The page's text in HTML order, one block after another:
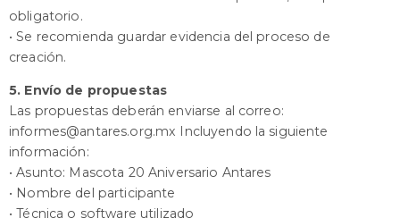
obligatorio.
• Se recomienda guardar evidencia del proceso de
creación.
5. Envío de propuestas
Las propuestas deberán enviarse al correo:
informes@antares.org.mx Incluyendo la siguiente
información:
• Asunto: Mascota 20 Aniversario Antares
• Nombre del participante
• Técnica o software utilizado